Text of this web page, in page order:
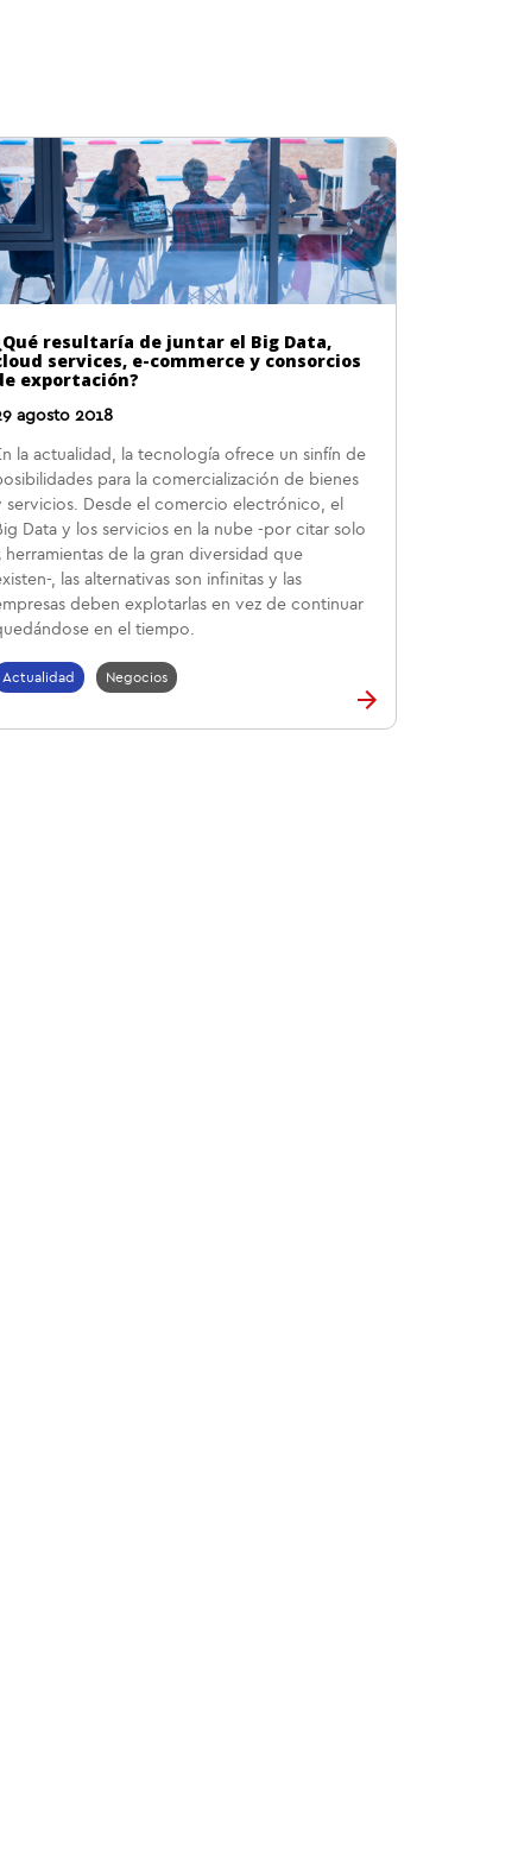
resultaría de juntar el Big Data,
services, e-commerce y consorcios
exportación?
agosto 2018
la actualidad, la tecnología ofrece un sinfín de
para la comercialización de bienes
servicios. Desde el comercio electrónico, el
Data y los servicios en la nube -por citar solo
herramientas de la gran diversidad que
, las alternativas son infinitas y las
deben explotarlas en vez de continuar
en el tiempo.
Actualidad Negocios